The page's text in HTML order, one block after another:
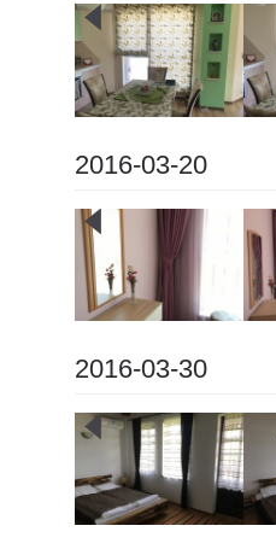
2016-03-20
2016-03-30